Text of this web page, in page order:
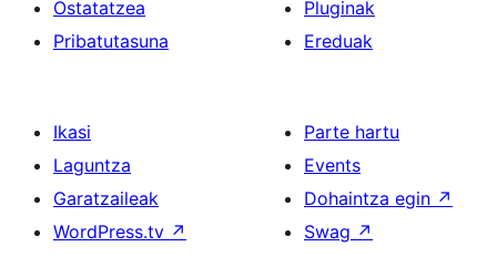
Ostatatzea
Pribatutasuna
Pluginak
Ereduak
Ikasi
Laguntza
Garatzaileak
WordPress.tv ↗
Parte hartu
Events
Dohaintza egin ↗
Swag ↗